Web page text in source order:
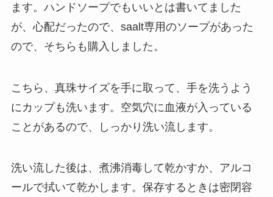
ます。ハンドソープでもいいとは書いてました
が、心配だったので、saalt専用のソープがあった
ので、そちらも購入しました。
こちら、真珠サイズを手に取って、手を洗うよう
にカップも洗います。空気穴に血液が入っている
ことがあるので、しっかり洗い流します。
洗い流した後は、煮沸消毒して乾かすか、アルコ
ールで拭いて乾かします。保存するときは密閉容